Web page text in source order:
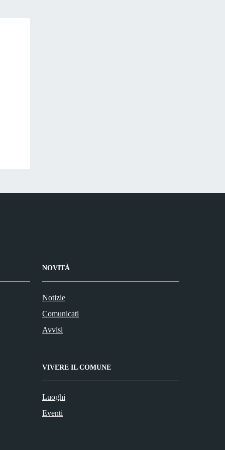
NOVITÀ
Notizie
Comunicati
Avvisi
VIVERE IL COMUNE
Luoghi
Eventi